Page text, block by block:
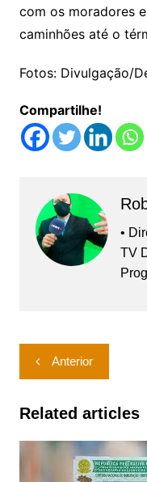
com os moradores
caminhões até o
Fotos: Divulgação/
Compartilhe!
•
TV
Navegação
de
Post
Anterior
Related articles